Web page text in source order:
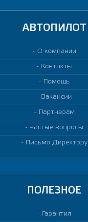
АВТОПИЛОТ
О компании
Контакты
Помощь
Вакансии
Партнерам
Частые вопросы
Письмо Директору
ПОЛЕЗНОЕ
Гарантия